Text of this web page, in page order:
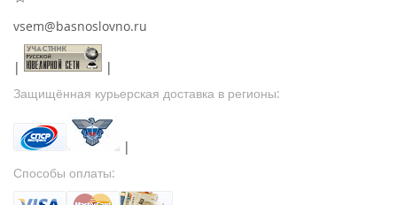
vsem@basnoslovno.ru
|
|
Защищённая курьерская доставка в регионы:
|
Способы оплаты: